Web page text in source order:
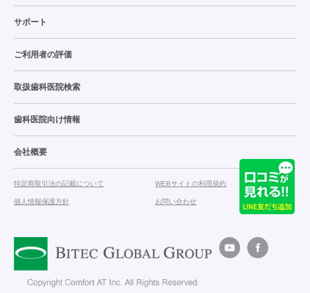
サポート
ご利用者の評価
取扱歯科医院検索
歯科医院向け情報
会社概要
特定商取引法の記載について WEBサイトの利用規約
個人情報保護方針 お問い合わせ